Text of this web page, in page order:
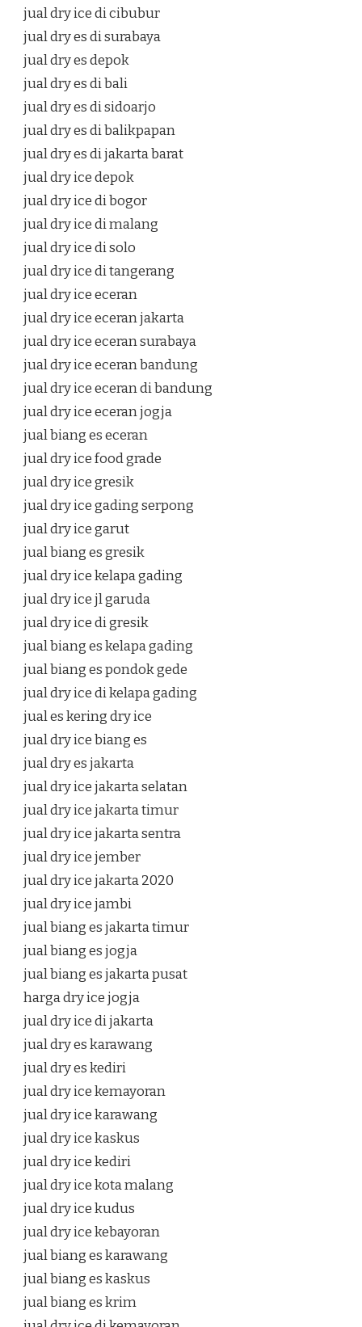
jual dry ice di cibubur
jual dry es di surabaya
jual dry es depok
jual dry es di bali
jual dry es di sidoarjo
jual dry es di balikpapan
jual dry es di jakarta barat
jual dry ice depok
jual dry ice di bogor
jual dry ice di malang
jual dry ice di solo
jual dry ice di tangerang
jual dry ice eceran
jual dry ice eceran jakarta
jual dry ice eceran surabaya
jual dry ice eceran bandung
jual dry ice eceran di bandung
jual dry ice eceran jogja
jual biang es eceran
jual dry ice food grade
jual dry ice gresik
jual dry ice gading serpong
jual dry ice garut
jual biang es gresik
jual dry ice kelapa gading
jual dry ice jl garuda
jual dry ice di gresik
jual biang es kelapa gading
jual biang es pondok gede
jual dry ice di kelapa gading
jual es kering dry ice
jual dry ice biang es
jual dry es jakarta
jual dry ice jakarta selatan
jual dry ice jakarta timur
jual dry ice jakarta sentra
jual dry ice jember
jual dry ice jakarta 2020
jual dry ice jambi
jual biang es jakarta timur
jual biang es jogja
jual biang es jakarta pusat
harga dry ice jogja
jual dry ice di jakarta
jual dry es karawang
jual dry es kediri
jual dry ice kemayoran
jual dry ice karawang
jual dry ice kaskus
jual dry ice kediri
jual dry ice kota malang
jual dry ice kudus
jual dry ice kebayoran
jual biang es karawang
jual biang es kaskus
jual biang es krim